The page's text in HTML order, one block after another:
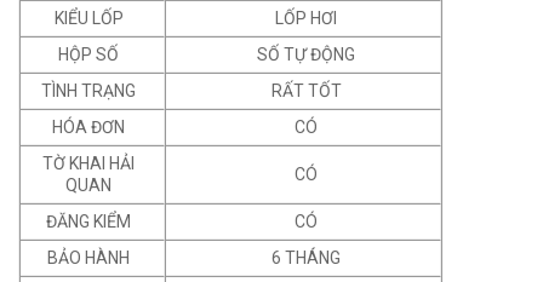
KIỂU LỐP
LỐP HƠI
HỘP SỐ
SỐ TỰ ĐỘNG
TÌNH TRẠNG
RẤT TỐT
HÓA ĐƠN
CÓ
TỜ KHAI HẢI
QUAN
CÓ
ĐĂNG KIỂM
CÓ
BẢO HÀNH
6 THÁNG